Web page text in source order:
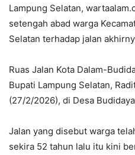
Lampung Selatan,
setengah abad warga
Selatan terhadap jalan
Ruas Jalan Kota Dalam-
Bupati Lampung Selatan,
(27/2/2026), di Desa
Jalan yang disebut warga
sekira 52 tahun lalu itu kini